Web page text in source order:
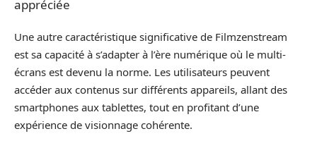
appréciée
Une autre caractéristique significative de Filmzenstream
est sa capacité à s’adapter à l’ère numérique où le multi-
écrans est devenu la norme. Les utilisateurs peuvent
accéder aux contenus sur différents appareils, allant des
smartphones aux tablettes, tout en profitant d’une
expérience de visionnage cohérente.